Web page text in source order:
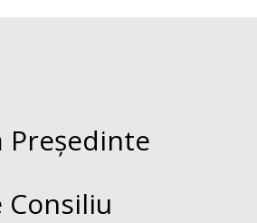
Președinte
Consiliu